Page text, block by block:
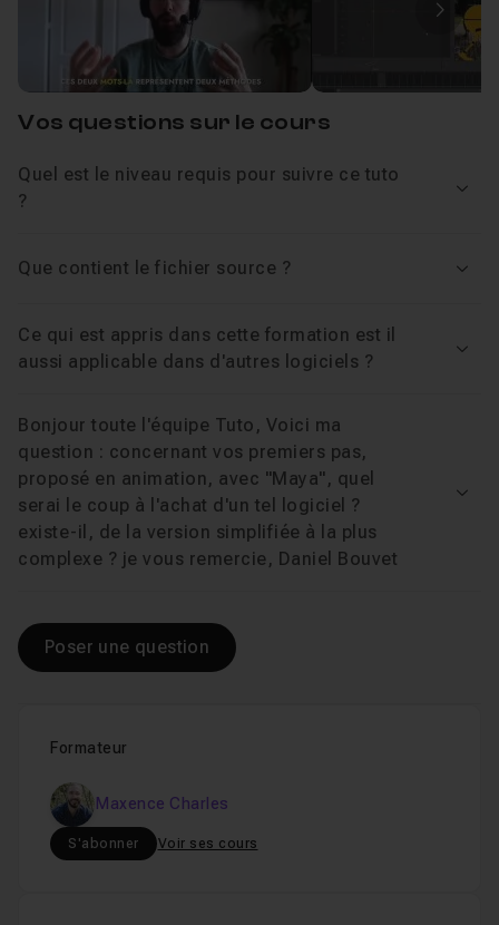
Leçon 3 Demarrer avec Maya : Les fondamentaux du
Leçon 4 Comprendre le Fonctionnement de
Leçon 5 Animer une balle qui rebondit sur place
Leçon 6 Comprendre l'outil essentiel de l'animateur:
Leçon 7 Peaufiner notre travail grâce au GraphEditor
Leçon 8 Animer une balle qui avance
Leçon 9 Comment utiliser le Squash and Stretch
Leçon 11
Leçon 12
Formateur
Maxence Charles
S'abonner Voir ses cours
Vos questions sur le cours
Quel est le niveau requis pour suivre ce tuto
?
Que contient le fichier source ?
Ce qui est appris dans cette formation est il
aussi applicable dans d'autres logiciels ?
Bonjour toute l'équipe Tuto, Voici ma
question : concernant vos premiers pas,
proposé en animation, avec "Maya", quel
serai le coup à l'achat d'un tel logiciel ?
existe-il, de la version simplifiée à la plus
complexe ? je vous remercie, Daniel Bouvet
Poser une question